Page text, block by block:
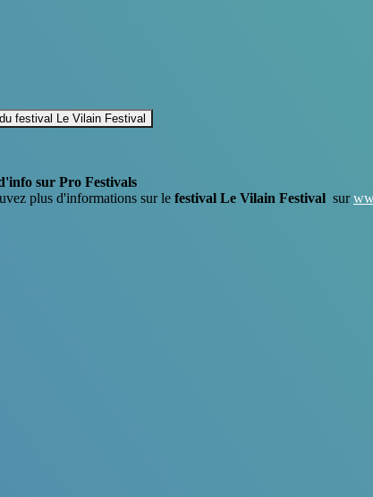
festival Le Vilain Festival
sur Pro Festivals
plus d'informations sur le festival Le Vilain Festival sur